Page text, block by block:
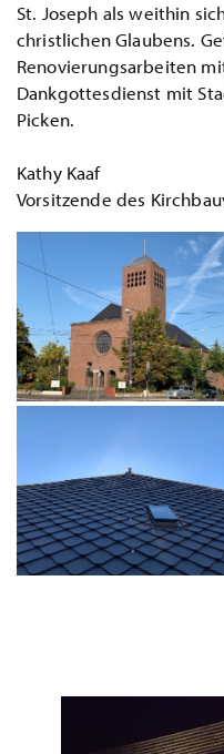
St. Joseph als weithin
christlichen Glaubens.
Renovierungsarbeiten
Dankgottesdienst mit
Picken.
Kathy Kaaf
Vorsitzende des